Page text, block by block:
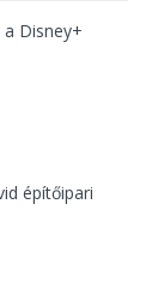
Disney+
építőipari